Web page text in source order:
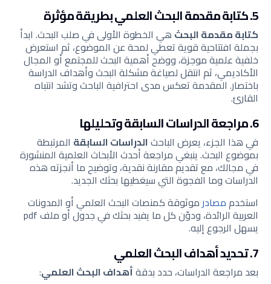
5. كتابة مقدمة البحث العلمي بطريقة مؤثرة
كتابة مقدمة البحثهي الخطوة الأولى في صلب البحث. ابدأ
بجملة افتتاحية قوية تعطي لمحة عن الموضوع، ثم استعرض
خلفية علمية موجزة، ووضح أهمية البحث للمجتمع أو المجال
الأكاديمي، ثم انتقل لصياغة مشكلة البحث وأهداف الدراسة
باختصار. المقدمة تعكس مدى احترافية الباحث وتشد انتباه
القارئ.
6. مراجعة الدراسات السابقة وتحليلها
في هذا الجزء، يعرض الباحثالدراسات السابقةالمرتبطة
بموضوع البحث. ينبغي مراجعة أحدث الأبحاث العلمية المنشورة
في مجالك، مع تقديم مقارنة نقدية، وتوضيح ما أنجزته هذه
الدراسات وما الفجوة التي سيغطيها بحثك الجديد.
استخدممصادرموثوقة كمنصات البحث العلمي أو المدونات
العربية الرائدة، ودوّن كل ما يفيد بحثك في جدول أو ملف pdf
يسهل الرجوع إليه.
7. تحديد أهداف البحث العلمي
بعد مراجعة الدراسات، حدد بدقةأهداف البحث العلمي